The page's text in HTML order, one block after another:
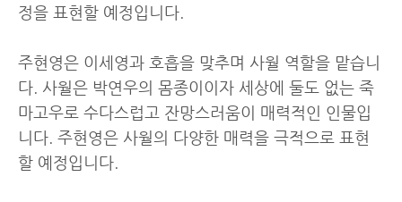
정을 표현할 예정입니다.
주현영은 이세영과 호흡을 맞추며 사월 역할을 맡습니
다. 사월은 박연우의 몸종이이자 세상에 둘도 없는 죽
마고우로 수다스럽고 잔망스러움이 매력적인 인물입
니다. 주현영은 사월의 다양한 매력을 극적으로 표현
할 예정입니다.